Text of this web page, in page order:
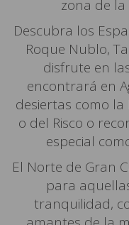
zona de la
Descubra los
Roque Nublo,
disfrute en
encontrará en
desiertas como la
o del Risco o
especial
El Norte de Gran
para
tranquilidad,